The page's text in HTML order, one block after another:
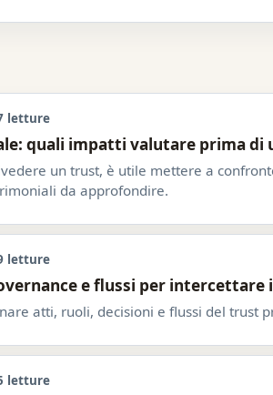
letture
quali impatti valutare prima di
un trust, è utile mettere a
da approfondire.
letture
e flussi per intercettare
atti, ruoli, decisioni e flussi del trust
letture